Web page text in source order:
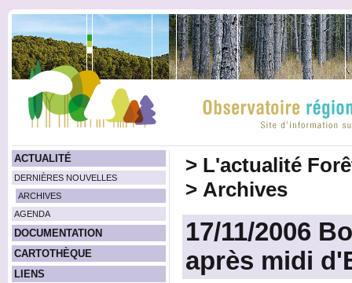
ACTUALITÉ
DERNIÈRES NOUVELLES
ARCHIVES
AGENDA
DOCUMENTATION
CARTOTHÈQUE
LIENS
> L'actualité
> Archives
17/11/2006
après midi